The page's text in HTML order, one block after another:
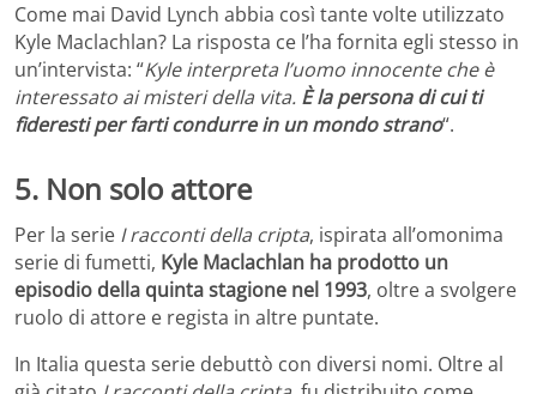
Come mai David Lynch abbia così tante volte utilizzato
Kyle Maclachlan? La risposta ce l’ha fornita egli stesso in
un’intervista: “Kyle interpreta l’uomo innocente che è
interessato ai misteri della vita. È la persona di cui ti
fideresti per farti condurre in un mondo strano“.
5. Non solo attore
Per la serie I racconti della cripta, ispirata all’omonima
serie di fumetti, Kyle Maclachlan ha prodotto un
episodio della quinta stagione nel 1993, oltre a svolgere
ruolo di attore e regista in altre puntate.
In Italia questa serie debuttò con diversi nomi. Oltre al